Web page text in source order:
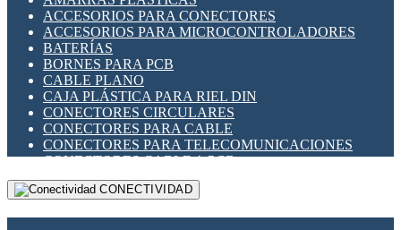
INDICADORES PARA PANEL
INTERFACES DE RELÉ
INTERRUPTORES FIN DE CARRERA
LLAVES CONMUTADORAS
MEDIDORES DE ENERGÍA Y TC'S DE CORRIENTE
MOTORES PASO A PASO
PANTALLAS HMI
PLC -CONTROLADORES LÓGICO PROGRAMABLES
PROGRAMADORES DE HORARIO
RELÉS DE PROTECCIÓN
SENSORES CAPACITIVOS
ACCESORIOS PARA CONECTORES
ACCESORIOS PARA MICROCONTROLADORES
BATERÍAS
BORNES PARA PCB
CABLE PLANO
CAJA PLÁSTICA PARA RIEL DIN
CONECTORES CIRCULARES
CONECTORES PARA CABLE
CONECTORES PARA TELECOMUNICACIONES
CONECTORES CABLE A PCB
CONECTORES PCB A CABLE
DIP SWITCHESCONECTIVIDAD